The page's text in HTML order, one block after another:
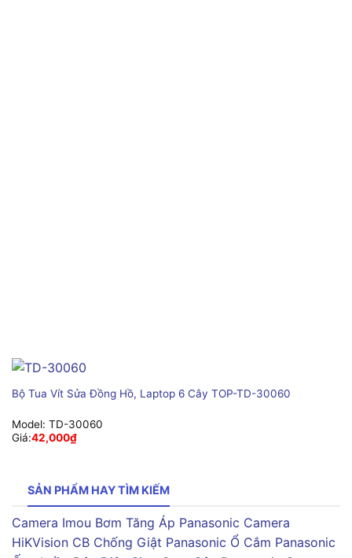
Bộ Tua Vít Sửa Đồng Hồ, Laptop 6 Cây TOP-TD-30060
Model: TD-30060
Giá:42,000₫
SẢN PHẨM HAY TÌM KIẾM
Camera Imou Bơm Tăng Áp Panasonic Camera
HiKVision CB Chống Giật Panasonic Ổ Cắm Panasonic